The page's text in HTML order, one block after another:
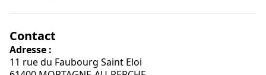
Contact
Adresse :
11 rue du Faubourg Saint Eloi